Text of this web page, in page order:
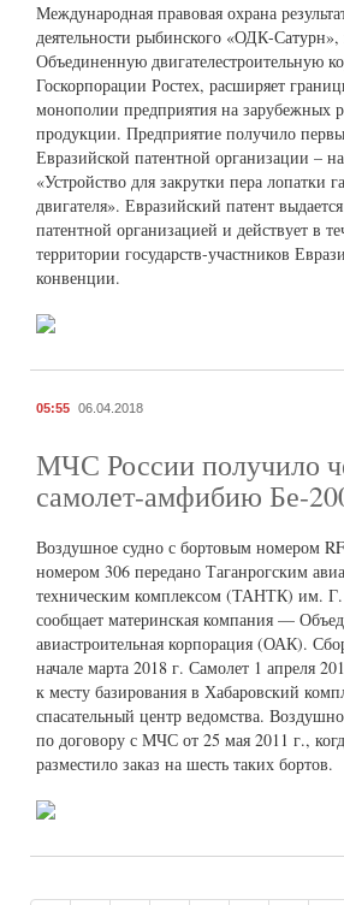
Международная правовая охрана
деятельности рыбинского «ОДК-Сатурн»,
Объединенную двигателестроительную
Госкорпорации Ростех, расширяет
монополии предприятия на зарубежных
продукции. Предприятие получило
Евразийской патентной организации –
«Устройство для закрутки пера лопатки
двигателя». Евразийский патент
патентной организацией и действует в
территории государств-участников
конвенции.
05:55 06.04.2018
МЧС России получило
самолет-амфибию Бе-
Воздушное судно с бортовым номером
номером 306 передано Таганрогским
техническим комплексом (ТАНТК) им.
сообщает материнская компания —
авиастроительная корпорация (ОАК).
начале марта 2018 г. Самолет 1 апреля
к месту базирования в Хабаровский
спасательный центр ведомства.
по договору с МЧС от 25 мая 2011 г.,
разместило заказ на шесть таких бортов.